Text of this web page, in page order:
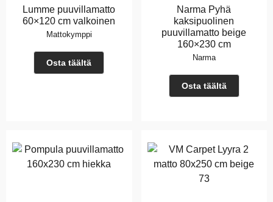
Lumme puuvillamatto
60×120 cm valkoinen
Mattokymppi
Osta täältä
Narma Pyhä
kaksipuolinen
puuvillamatto beige
160×230 cm
Narma
Osta täältä